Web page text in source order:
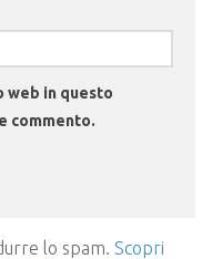
web in questo
commento.
lo spam. Scopri